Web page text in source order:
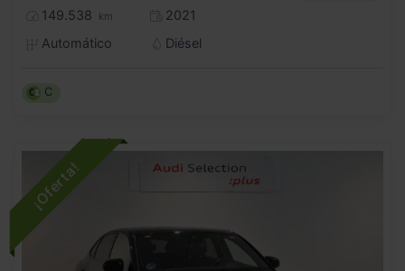
149.538 km
2021
Automático
Diésel
C